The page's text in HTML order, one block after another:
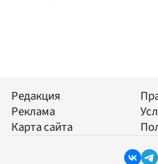
Редакция
Реклама
Карта сайта